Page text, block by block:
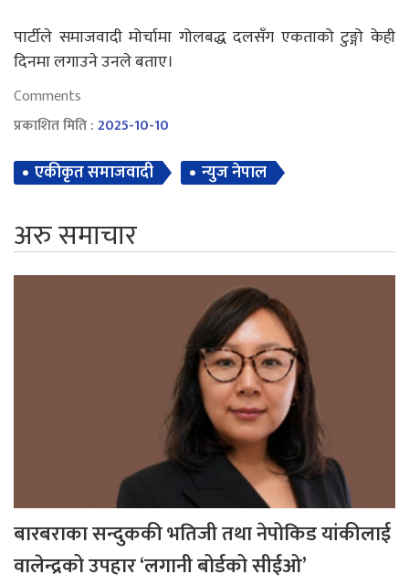
पार्टीले समाजवादी मोर्चामा गोलबद्ध दलसँग एकताको टुङ्गो केही
दिनमा लगाउने उनले बताए।
Comments
प्रकाशित मिति :2025-10-10
एकीकृत समाजवादी न्युज नेपाल
अरु समाचार
बारबराका सन्दुककी भतिजी तथा नेपोकिड यांकीलाई
वालेन्द्रको उपहार ‘लगानी बोर्डको सीईओ’